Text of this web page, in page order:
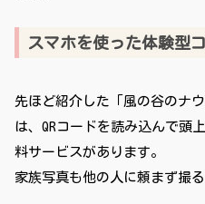
スマホを使った体験型
先ほど紹介した「風の谷のナ
は、QRコードを読み込んで頭
料サービスがあります。
家族写真も他の人に頼まず撮